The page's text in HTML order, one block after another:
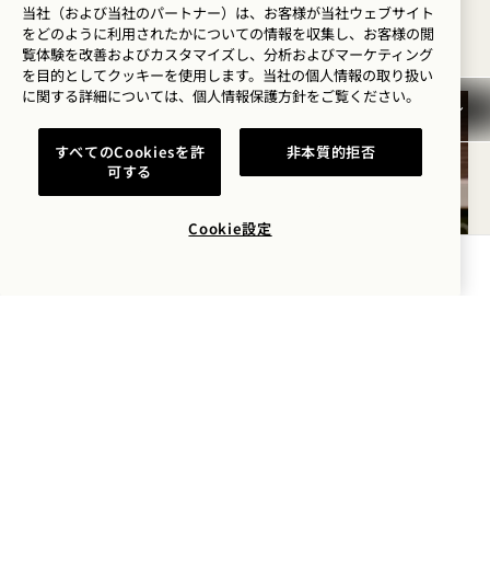
ギフトカードの購入ギフトカード
当社（および当社のパートナー）は、お客様が当社ウェブサイト
をどのように利用されたかについての情報を収集し、お客様の閲
覧体験を改善およびカスタマイズし、分析およびマーケティング
を目的としてクッキーを使用します。当社の個人情報の取り扱い
に関する詳細については、 個人情報保護方針をご覧ください。
すべてのCookiesを許
可する
非本質的拒否
Cookie設定